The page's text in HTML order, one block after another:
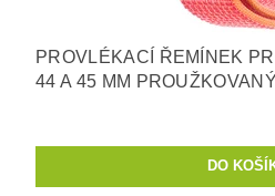
PROVLÉKACÍ ŘEMÍNEK
44 A 45 MM